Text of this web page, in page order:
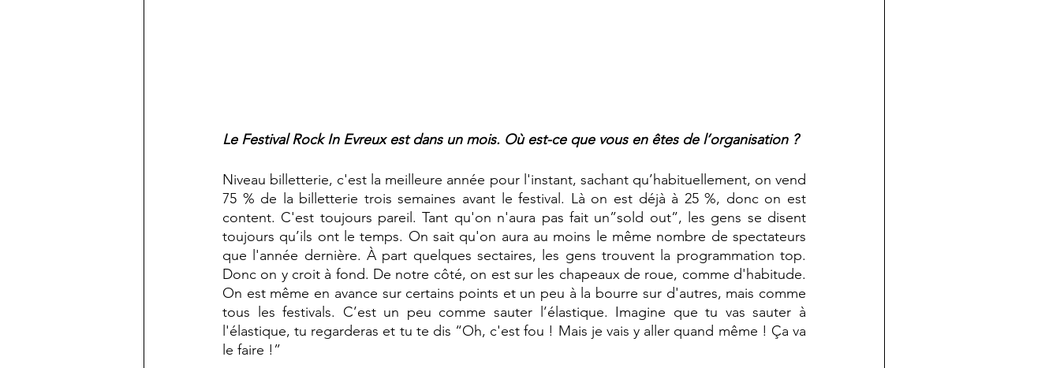
Le Festival Rock In Evreux est dans un mois. Où est-ce que vous en êtes de l’organisation ?
Niveau billetterie, c'est la meilleure année pour l'instant, sachant qu’habituellement, on vend
75 % de la billetterie trois semaines avant le festival. Là on est déjà à 25 %, donc on est
content. C'est toujours pareil. Tant qu'on n'aura pas fait un”sold out”, les gens se disent
toujours qu’ils ont le temps. On sait qu'on aura au moins le même nombre de spectateurs
que l'année dernière. À part quelques sectaires, les gens trouvent la programmation top.
Donc on y croit à fond. De notre côté, on est sur les chapeaux de roue, comme d'habitude.
On est même en avance sur certains points et un peu à la bourre sur d'autres, mais comme
tous les festivals. C’est un peu comme sauter l’élastique. Imagine que tu vas sauter à
l'élastique, tu regarderas et tu te dis “Oh, c'est fou ! Mais je vais y aller quand même ! Ça va
le faire !”